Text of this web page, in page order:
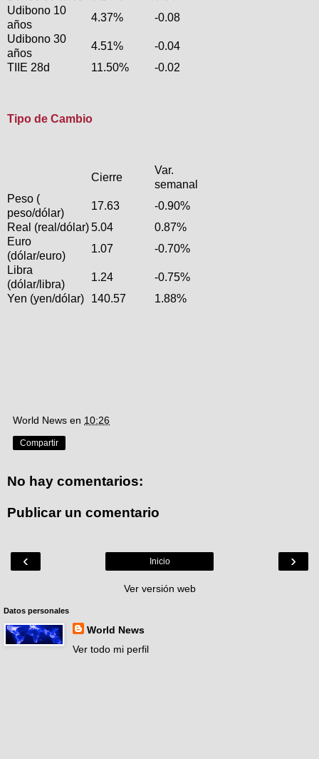
Udibono 10
años
4.37%
-0.08
Udibono 30
años
4.51%
-0.04
TIIE 28d
11.50% -0.02
Tipo de Cambio
Cierre
Var.
semanal
Peso (
peso/dólar)
17.63
-0.90%
Real (real/dólar)5.04
0.87%
Euro
(dólar/euro)
1.07
-0.70%
Libra
(dólar/libra)
1.24
-0.75%
Yen (yen/dólar)
140.57 1.88%
World News en 10:26
Compartir
No hay comentarios:
Publicar un comentario
‹ ›
Inicio
Ver versión web
Datos personales
World News
Ver todo mi perfil